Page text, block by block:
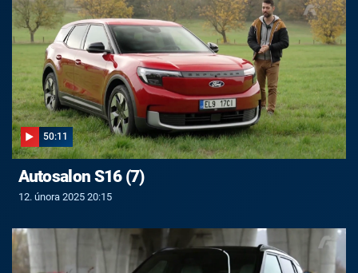
50:11
Autosalon S16 (7)
12. února 2025 20:15